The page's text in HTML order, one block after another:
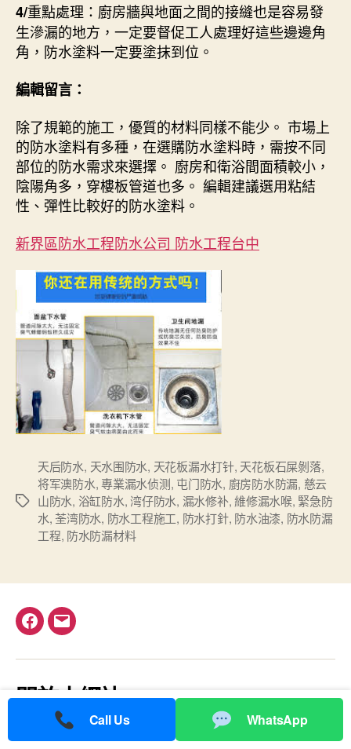
4/重點處理：廚房牆與地面之間的接縫也是容易發
生滲漏的地方，一定要督促工人處理好這些邊邊角
角，防水塗料一定要塗抹到位。
編輯留言：
除了規範的施工，優質的材料同樣不能少。 市場上
的防水塗料有多種，在選購防水塗料時，需按不同
部位的防水需求來選擇。 廚房和衛浴間面積較小，
陰陽角多，穿樓板管道也多。 編輯建議選用粘結
性、彈性比較好的防水塗料。
新界區防水工程防水公司 防水工程台中
Tags
天后防水, 天水围防水, 天花板漏水打针, 天花板石屎剝落,
将军澳防水,專業漏水侦测, 屯门防水, 廚房防水防漏, 慈云
山防水, 浴缸防水,湾仔防水, 漏水修补,維修漏水喉, 緊急防
水, 荃湾防水, 防水工程施工, 防水打針, 防水油漆, 防水防漏
工程, 防水防漏材料
Facebook
電
關於本網站
香港水利工程，防水打針，防水工
Call Us WhatsApp